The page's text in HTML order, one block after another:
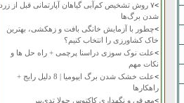
>
۷ روش تشخیص کم‌آبی گیاهان آپارتمانی قبل از زرد
شدن برگ‌ها
>چطور با آزمایش خانگی بافت و زهکشی، بهترین
خاک کشاورزی را انتخاب کنیم؟
>علت نوک سوزی دراسنا پرچمی + راه حل ها و
نکات مهم
>
علت خشک شدن برگ ایپومیا | 8 دلیل رایج +
راهکارها
>معرفی و نگهداری کاکتوس چولا تدی‌بیر